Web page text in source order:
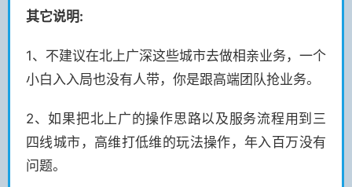
其它说明:
1、不建议在北上广深这些城市去做相亲业务，一个
小白入入局也没有人带，你是跟高端团队抢业务。
2、如果把北上广的操作思路以及服务流程用到三
四线城市，高维打低维的玩法操作，年入百万没有
问题。